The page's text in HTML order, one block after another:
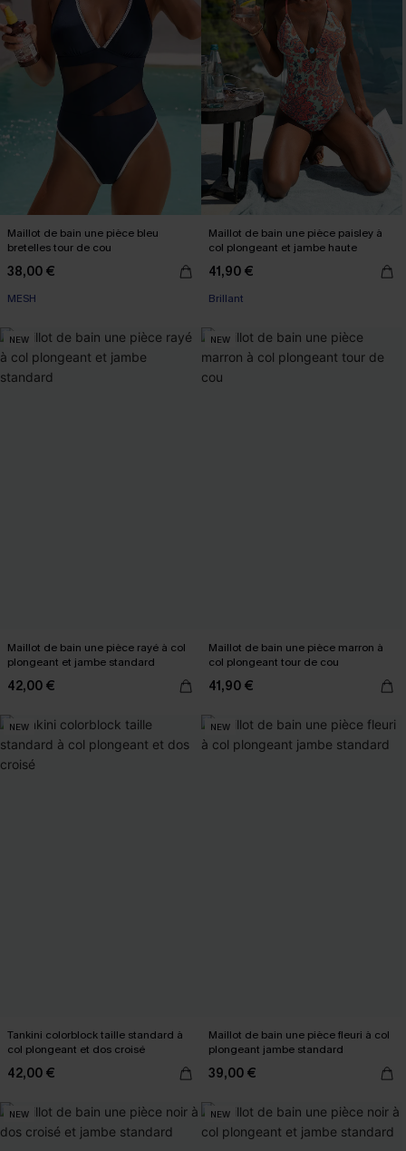
Maillot de bain une pièce bleu
bretelles tour de cou
38,00 €
MESH
Maillot de bain une pièce paisley à
col plongeant et jambe haute
41,90 €
Brillant
NEW
Maillot de bain une pièce rayé à col
plongeant et jambe standard
42,00 €
NEW
Maillot de bain une pièce marron à
col plongeant tour de cou
41,90 €
NEW
Tankini colorblock taille standard à
col plongeant et dos croisé
42,00 €
NEW
Maillot de bain une pièce fleuri à col
plongeant jambe standard
39,00 €
NEW NEW